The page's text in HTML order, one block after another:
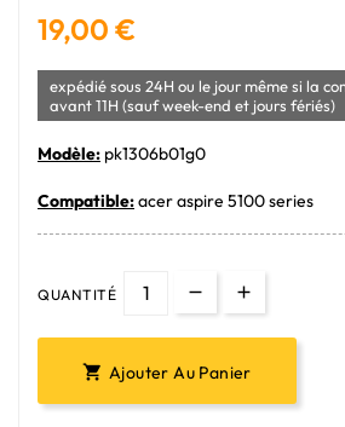
19,00 €
expédié sous 24H ou le jour même si la
avant 11H (sauf week-end et jours fériés)
Modèle: pk1306b01g0
Compatible:acer aspire 5100 series
QUANTITÉ
 Ajouter Au Panier